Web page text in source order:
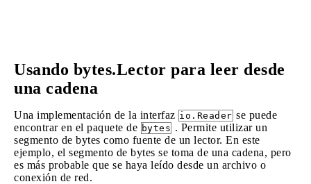
Usando bytes.Lector para leer desde
una cadena
Una implementación de la interfaz io.Reader se puede
encontrar en el paquete de bytes . Permite utilizar un
segmento de bytes como fuente de un lector. En este
ejemplo, el segmento de bytes se toma de una cadena, pero
es más probable que se haya leído desde un archivo o
conexión de red.